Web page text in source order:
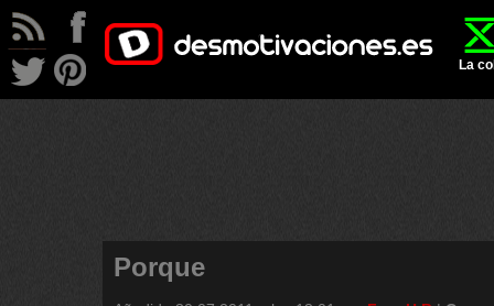
La
Porque